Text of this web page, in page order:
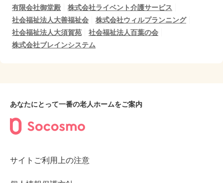
有限会社御堂殿
株式会社ライベント介護サービス
社会福祉法人大善福祉会
株式会社ウィルプランニング
社会福祉法人大須賀苑
社会福祉法人百葉の会
株式会社ブレインシステム
あなたにとって一番の老人ホームをご案内
サイトご利用上の注意